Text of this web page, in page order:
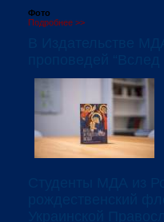
Фото
Подробнее >>